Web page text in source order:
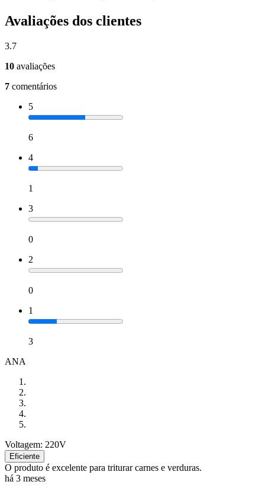
Avaliações dos clientes
3.7
10 avaliações
7 comentários
5
6
4
1
3
0
2
0
1
3
ANA
Voltagem: 220V
Eficiente
O produto é excelente para triturar carnes e verduras.
há 3 meses